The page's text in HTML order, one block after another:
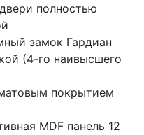
полностью
замок Гардиан
(4-го наивысшего
покрытием
MDF панель 12